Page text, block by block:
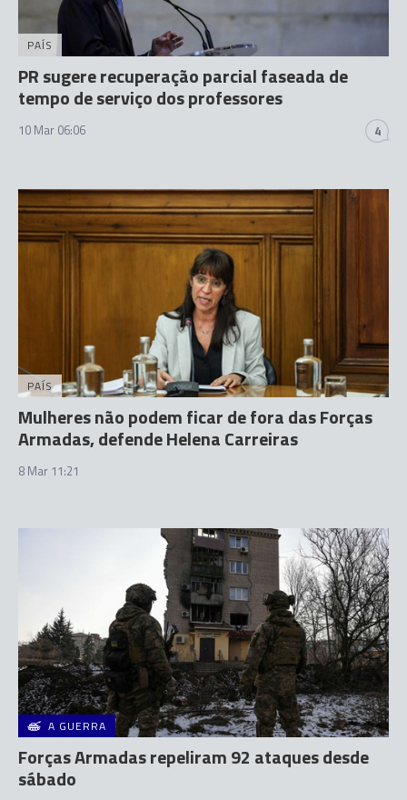
PAÍS
PR sugere recuperação parcial faseada de
tempo de serviço dos professores
10 Mar 06:06 4
PAÍS
Mulheres não podem ficar de fora das Forças
Armadas, defende Helena Carreiras
8 Mar 11:21
A GUERRA
Forças Armadas repeliram 92 ataques desde
sábado